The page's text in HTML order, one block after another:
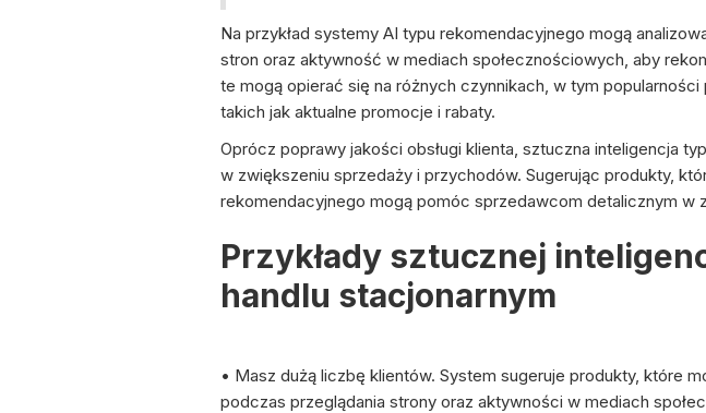
Na przykład systemy AI typu rekomendacyjnego mogą
stron oraz aktywność w mediach społecznościowych, aby
te mogą opierać się na różnych czynnikach, w tym
takich jak aktualne promocje i rabaty.
Oprócz poprawy jakości obsługi klienta, sztuczna inteligencja
w zwiększeniu sprzedaży i przychodów. Sugerując produkty,
rekomendacyjnego mogą pomóc sprzedawcom detalicznym w
Przykłady sztucznej
handlu stacjonarnym
• Masz dużą liczbę klientów. System sugeruje produkty, które
podczas przeglądania strony oraz aktywności w mediach